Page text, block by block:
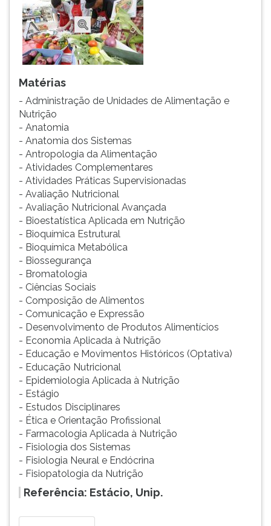
Matérias
- Administração de Unidades de Alimentação e
Nutrição
- Anatomia
- Anatomia dos Sistemas
- Antropologia da Alimentação
- Atividades Complementares
- Atividades Práticas Supervisionadas
- Avaliação Nutricional
- Avaliação Nutricional Avançada
- Bioestatística Aplicada em Nutrição
- Bioquímica Estrutural
- Bioquímica Metabólica
- Biossegurança
- Bromatologia
- Ciências Sociais
- Composição de Alimentos
- Comunicação e Expressão
- Desenvolvimento de Produtos Alimentícios
- Economia Aplicada à Nutrição
- Educação e Movimentos Históricos (Optativa)
- Educação Nutricional
- Epidemiologia Aplicada à Nutrição
- Estágio
- Estudos Disciplinares
- Ética e Orientação Profissional
- Farmacologia Aplicada à Nutrição
- Fisiologia dos Sistemas
- Fisiologia Neural e Endócrina
- Fisiopatologia da Nutrição
Referência: Estácio, Unip.